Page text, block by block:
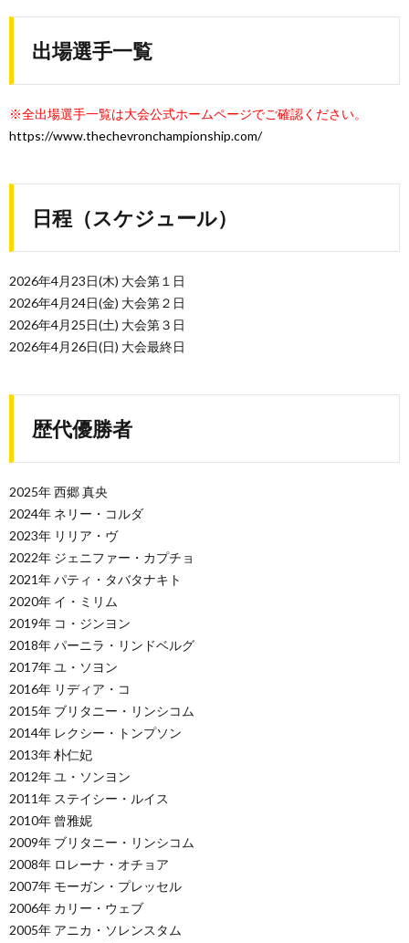
出場選手一覧
※全出場選手一覧は大会公式ホームページでご確認ください。
https://www.thechevronchampionship.com/
日程（スケジュール）
2026年4月23日(木) 大会第１日
2026年4月24日(金) 大会第２日
2026年4月25日(土) 大会第３日
2026年4月26日(日) 大会最終日
歴代優勝者
2025年 西郷 真央
2024年 ネリー・コルダ
2023年 リリア・ヴ
2022年 ジェニファー・カプチョ
2021年 パティ・タバタナキト
2020年 イ・ミリム
2019年 コ・ジンヨン
2018年 パーニラ・リンドベルグ
2017年 ユ・ソヨン
2016年 リディア・コ
2015年 ブリタニー・リンシコム
2014年 レクシー・トンプソン
2013年 朴仁妃
2012年 ユ・ソンヨン
2011年 ステイシー・ルイス
2010年 曾雅妮
2009年 ブリタニー・リンシコム
2008年 ロレーナ・オチョア
2007年 モーガン・プレッセル
2006年 カリー・ウェブ
2005年 アニカ・ソレンスタム